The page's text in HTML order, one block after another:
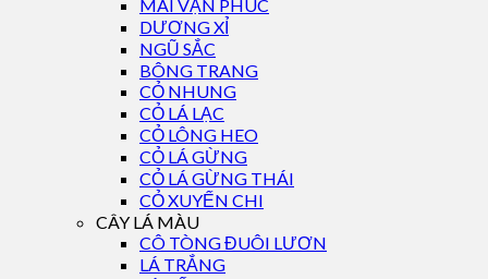
MAI VẠN PHÚC
DƯƠNG XỈ
NGŨ SẮC
BÔNG TRANG
CỎ NHUNG
CỎ LÁ LẠC
CỎ LÔNG HEO
CỎ LÁ GỪNG
CỎ LÁ GỪNG THÁI
CỎ XUYẾN CHI
CÂY LÁ MÀU
CÔ TÒNG ĐUÔI LƯƠN
LÁ TRẮNG